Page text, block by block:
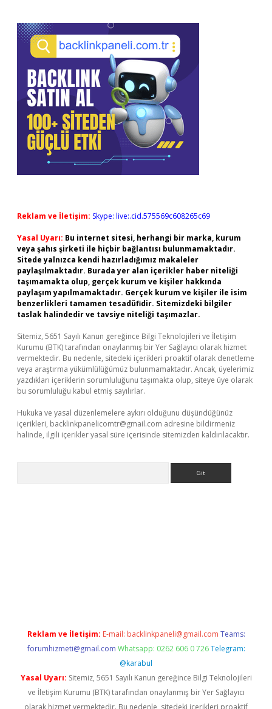
Reklam ve İletişim: Skype: live:.cid.575569c608265c69
Yasal Uyarı: Bu internet sitesi, herhangi bir marka, kurum
veya şahıs şirketi ile hiçbir bağlantısı bulunmamaktadır.
Sitede yalnızca kendi hazırladığımız makaleler
paylaşılmaktadır. Burada yer alan içerikler haber niteliği
taşımamakta olup, gerçek kurum ve kişiler hakkında
paylaşım yapılmamaktadır. Gerçek kurum ve kişiler ile isim
benzerlikleri tamamen tesadüfidir. Sitemizdeki bilgiler
taslak halindedir ve tavsiye niteliği taşımazlar.
Sitemiz, 5651 Sayılı Kanun gereğince Bilgi Teknolojileri ve İletişim
Kurumu (BTK) tarafından onaylanmış bir Yer Sağlayıcı olarak hizmet
vermektedir. Bu nedenle, sitedeki içerikleri proaktif olarak denetleme
veya araştırma yükümlülüğümüz bulunmamaktadır. Ancak, üyelerimiz
yazdıkları içeriklerin sorumluluğunu taşımakta olup, siteye üye olarak
bu sorumluluğu kabul etmiş sayılırlar.
Hukuka ve yasal düzenlemelere aykırı olduğunu düşündüğünüz
içerikleri, backlinkpanelicomtr@gmail.com adresine bildirmeniz
halinde, ilgili içerikler yasal süre içerisinde sitemizden kaldırılacaktır.
Reklam ve İletişim: E-mail: backlinkpaneli@gmail.com Teams:
forumhizmeti@gmail.com Whatsapp: 0262 606 0 726 Telegram:
@karabul
Yasal Uyarı: Sitemiz, 5651 Sayılı Kanun gereğince Bilgi Teknolojileri
ve İletişim Kurumu (BTK) tarafından onaylanmış bir Yer Sağlayıcı
olarak hizmet vermektedir. Bu nedenle, sitedeki içerikleri proaktif